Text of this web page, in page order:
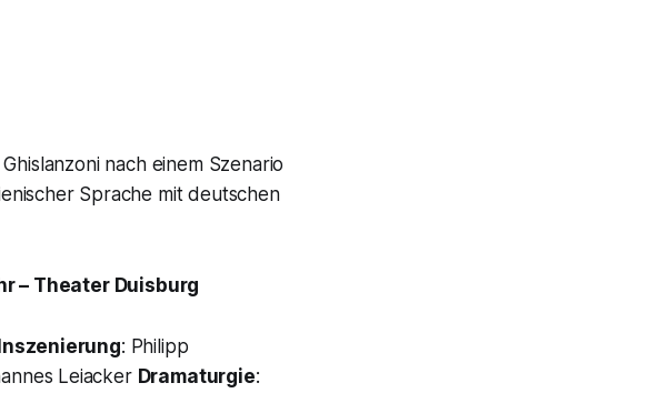
nach einem Szenario
Sprache mit deutschen
– Theater Duisburg
: Philipp
Leiacker Dramaturgie: